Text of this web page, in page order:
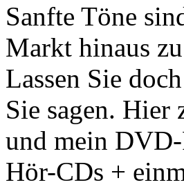
Sanfte Töne
Markt hinaus
Lassen Sie
Sie sagen.
und mein
Hör-CDs +